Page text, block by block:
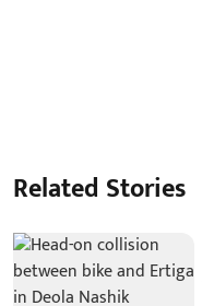
Related Stories